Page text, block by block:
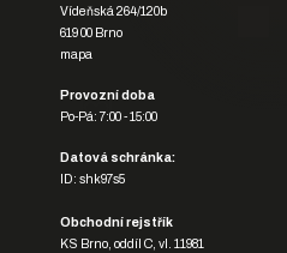
Vídeňská 264/120b
619 00 Brno
mapa
Provozní doba
Po-Pá: 7:00 - 15:00
Datová schránka:
ID: shk97s5
Obchodní rejstřík
KS Brno, oddíl C, vl. 11981